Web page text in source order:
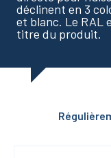
déclinent en 3
et blanc. Le RAL
titre du produit.